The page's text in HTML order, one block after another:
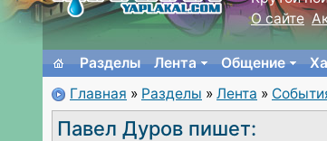
О сайте
Разделы Лента Общение
Главная » Разделы » Лента »
Павел Дуров пишет: